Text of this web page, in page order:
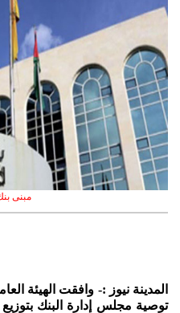
مبنى
المدينة نيوز :- وافقت الهيئة
توصية مجلس إدارة البنك